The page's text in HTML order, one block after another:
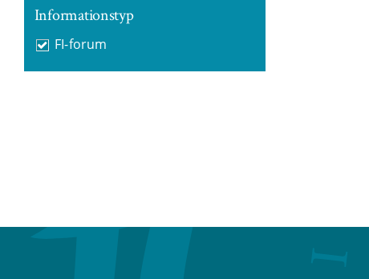
Informationstyp
FI-forum